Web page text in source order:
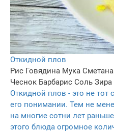
Откидной плов
Рис Говядина Мука Сметана
Чеснок Барбарис Соль Зира
Откидной плов - это не
его понимании. Тем не
на многие сотни лет
этого блюда огромное